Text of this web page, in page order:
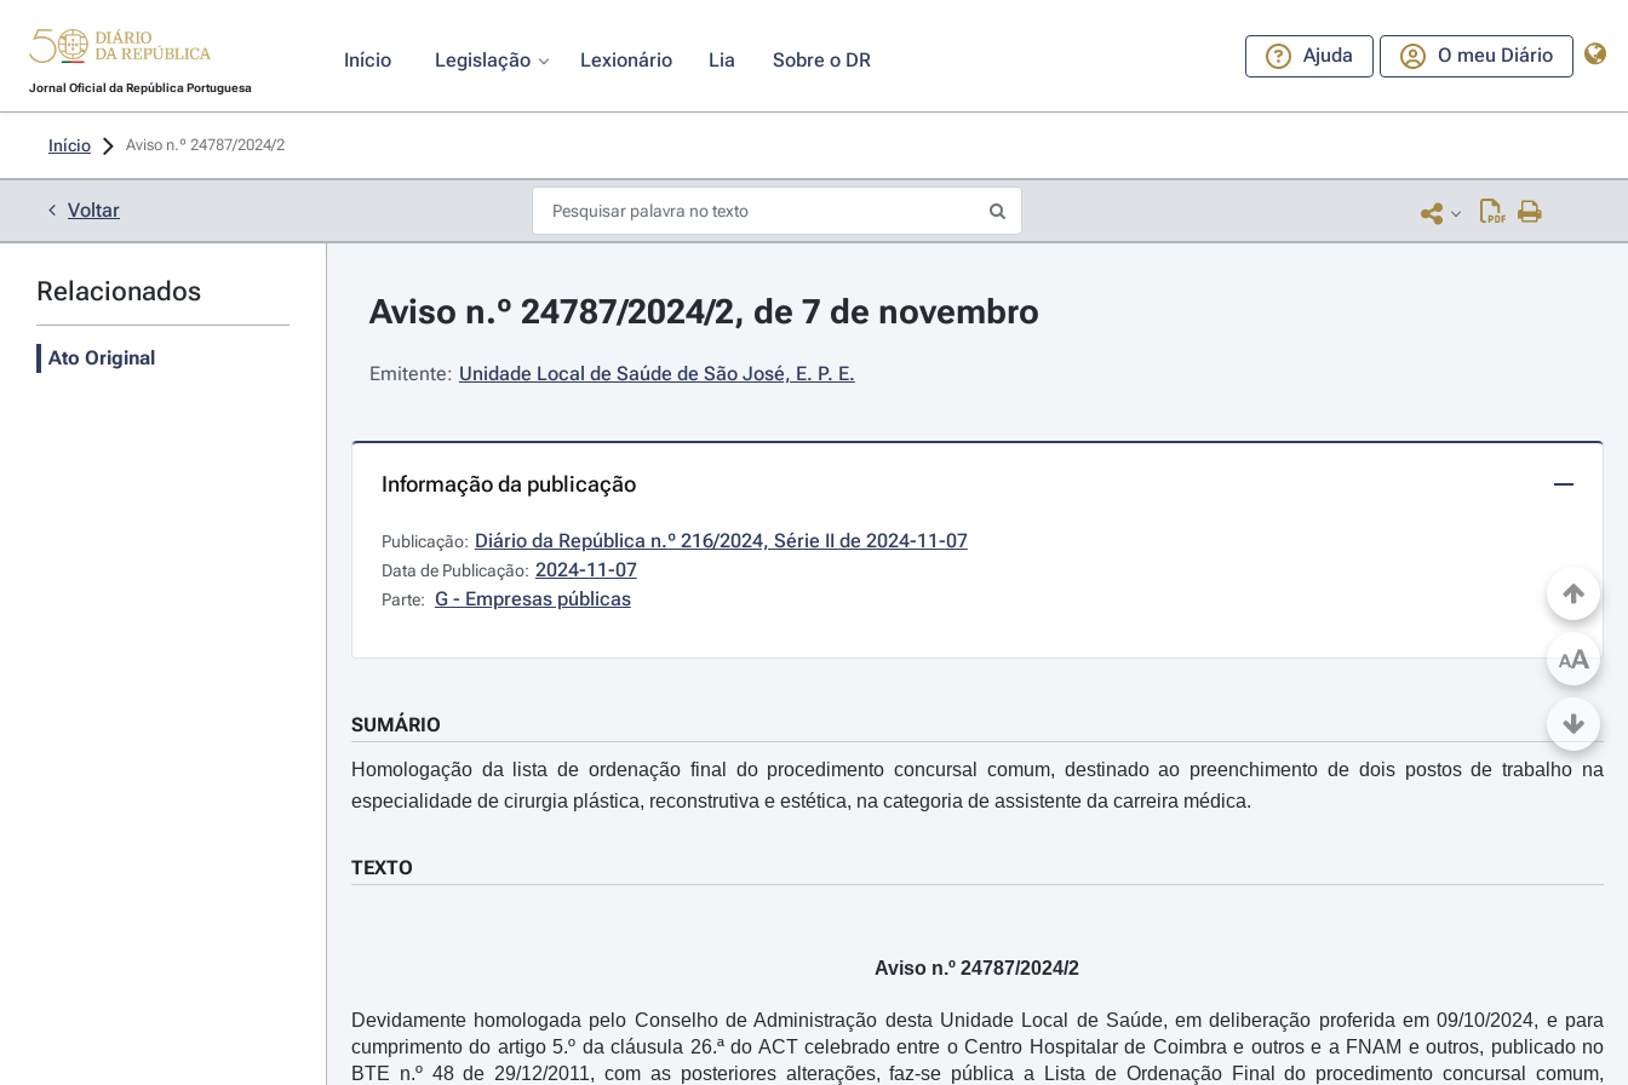
Jornal Oficial da República Portuguesa
Início Legislação Lexionário Lia Sobre o DR Ajuda O meu Diário
Início Aviso n.º 24787/2024/2
Voltar
Relacionados
Ato Original
Aviso n.º 24787/2024/2, de 7 de novembro
Emitente: Unidade Local de Saúde de São José, E. P. E.
Informação da publicação
Publicação: Diário da República n.º 216/2024, Série II de 2024-11-07
Data de Publicação: 2024-11-07
Parte: G - Empresas públicas
SUMÁRIO
Homologação da lista de ordenação final do procedimento concursal comum, destinado ao preenchimento de dois postos de trabalho na
especialidade de cirurgia plástica, reconstrutiva e estética, na categoria de assistente da carreira médica.
TEXTO
Aviso n.º 24787/2024/2
Devidamente homologada pelo Conselho de Administração desta Unidade Local de Saúde, em deliberação proferida em 09/10/2024, e para
cumprimento do artigo 5.º da cláusula 26.ª do ACT celebrado entre o Centro Hospitalar de Coimbra e outros e a FNAM e outros, publicado no
BTE n.º 48 de 29/12/2011, com as posteriores alterações, faz-se pública a Lista de Ordenação Final do procedimento concursal comum,
AA